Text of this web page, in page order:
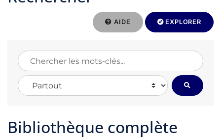
AIDE EXPLORER
Chercher les mots-clés...
Chercher dans...
Bibliothèque complète